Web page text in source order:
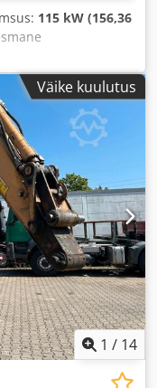
115 kW (156,36
Väike kuulutus
1 / 14